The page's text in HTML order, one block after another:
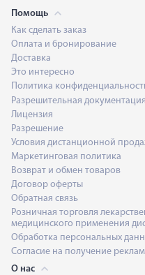
Помощь
Как сделать заказ
Оплата и бронирование
Доставка
Это интересно
Политика
Разрешительная документация
Лицензия
Разрешение
Условия дистанционной
Маркетинговая политика
Возврат и обмен товаров
Договор оферты
Обратная связь
Розничная торговля
медицинского применения
Обработка персональных
Согласие на получение
О нас